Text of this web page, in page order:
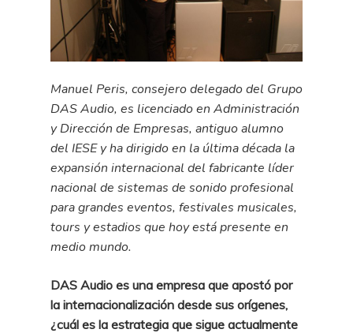
Manuel Peris, consejero delegado del Grupo
DAS Audio, es licenciado en Administración
y Dirección de Empresas, antiguo alumno
del IESE y ha dirigido en la última década la
expansión internacional del fabricante líder
nacional de sistemas de sonido profesional
para grandes eventos, festivales musicales,
tours y estadios que hoy está presente en
medio mundo.
DAS Audio es una empresa que apostó por
la internacionalización desde sus orígenes,
¿cuál es la estrategia que sigue actualmente